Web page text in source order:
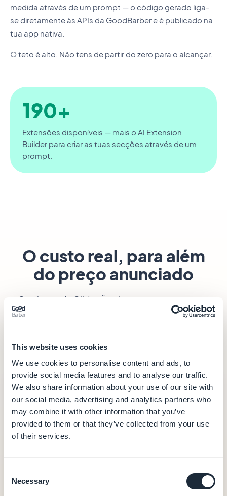
This website uses cookies
We use cookies to personalise content and ads, to
provide social media features and to analyse our traffic.
We also share information about your use of our site with
our social media, advertising and analytics partners who
may combine it with other information that you’ve
provided to them or that they’ve collected from your use
of their services.
Selection
Necessary
medida através de um prompt — o código gerado liga-
se diretamente às APIs da GoodBarber e é publicado na
tua app nativa.
O teto é alto. Não tens de partir do zero para o alcançar.
190+
Extensões disponíveis — mais o AI Extension
Builder para criar as tuas secções através de um
prompt.
O custo real, para além
do preço anunciado
Os planos da Glide são claros, mas pagam uma
ferramenta web para os teus dados
— não uma
subscrição cobre realmente.
GoodBarber— a partir de 30 €/mês
30 €/mês (faturação anual)
Alojamento e base de dados (dados na
Analytics integrados